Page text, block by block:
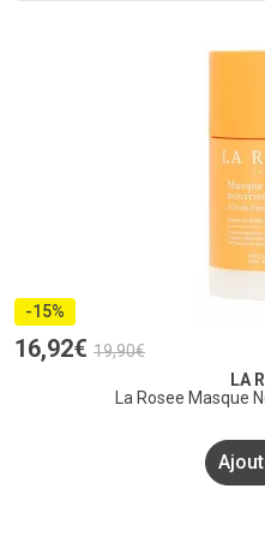
-15%
16,92€ 19,90€
LA
La Rosee Masque